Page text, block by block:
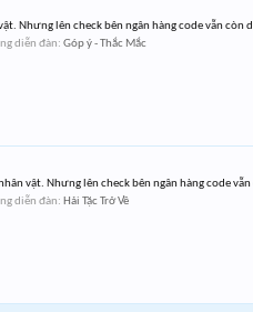
Nhưng lên check bên ngân hàng code vẫn còn
diễn đàn: Góp ý - Thắc Mắc
vật. Nhưng lên check bên ngân hàng code
diễn đàn: Hải Tặc Trở Về